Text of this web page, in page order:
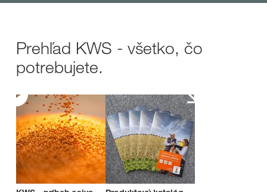
Prehľad KWS - všetko, čo
potrebujete.